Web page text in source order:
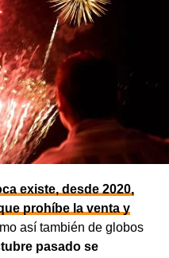
existe, desde 2020,
prohíbe la venta y
así también de globos
pasado se